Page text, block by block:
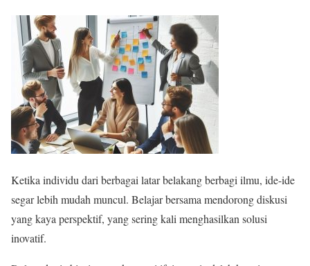
Ketika individu dari berbagai latar belakang berbagi ilmu, ide-ide
segar lebih mudah muncul. Belajar bersama mendorong diskusi
yang kaya perspektif, yang sering kali menghasilkan solusi
inovatif.